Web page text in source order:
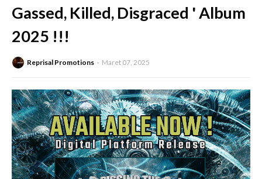
Gassed, Killed, Disgraced ' Album
2025 !!!
Reprisal Promotions Maret 07, 2025